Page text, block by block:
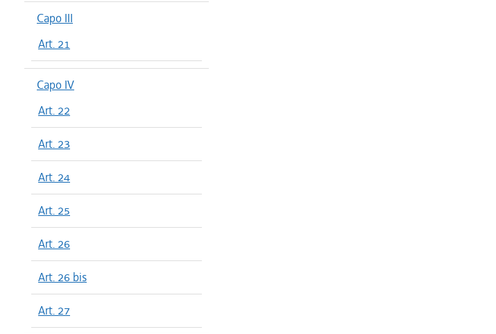
Capo III
Art. 21
Capo IV
Art. 22
Art. 23
Art. 24
Art. 25
Art. 26
Art. 26 bis
Art. 27